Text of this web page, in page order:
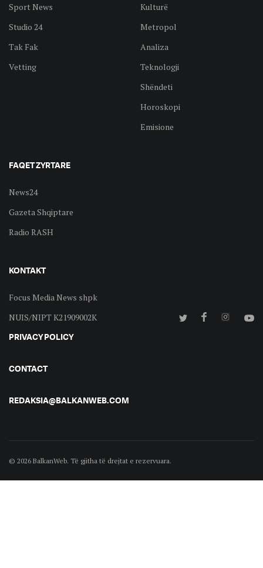
Sport News
Studio 24
Tak Fak
Vetting
Kulturë
Metropol
Analiza
Teknologji
Shëndeti
Horoskopi
Emisione
FAQET ZYRTARE
News24
Gazeta Shqiptare
Radio RASH
KONTAKT
Focus Media News shpk
NUIS/NIPT K21909002K
PRIVACY POLICY
CONTACT
REDAKSIA@BALKANWEB.COM
© 2026 BalkanWeb. Të gjitha të drejtat e rezervuara.